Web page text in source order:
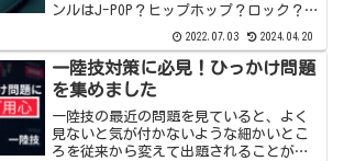
ンルはJ-POP？ヒップホップ？ロック？ア
ね。この記事では管理人が何か作業をす
るときに流す音楽を勝手に紹介します。
YouTubeYo...
2022.07.03 2024.04.20
一陸技対策に必見！ひっかけ問題
を集めました
一陸技の最近の問題を見ていると、よく
見ないと気が付かないような細かいとこ
ろを従来から変えて出題されることがあ